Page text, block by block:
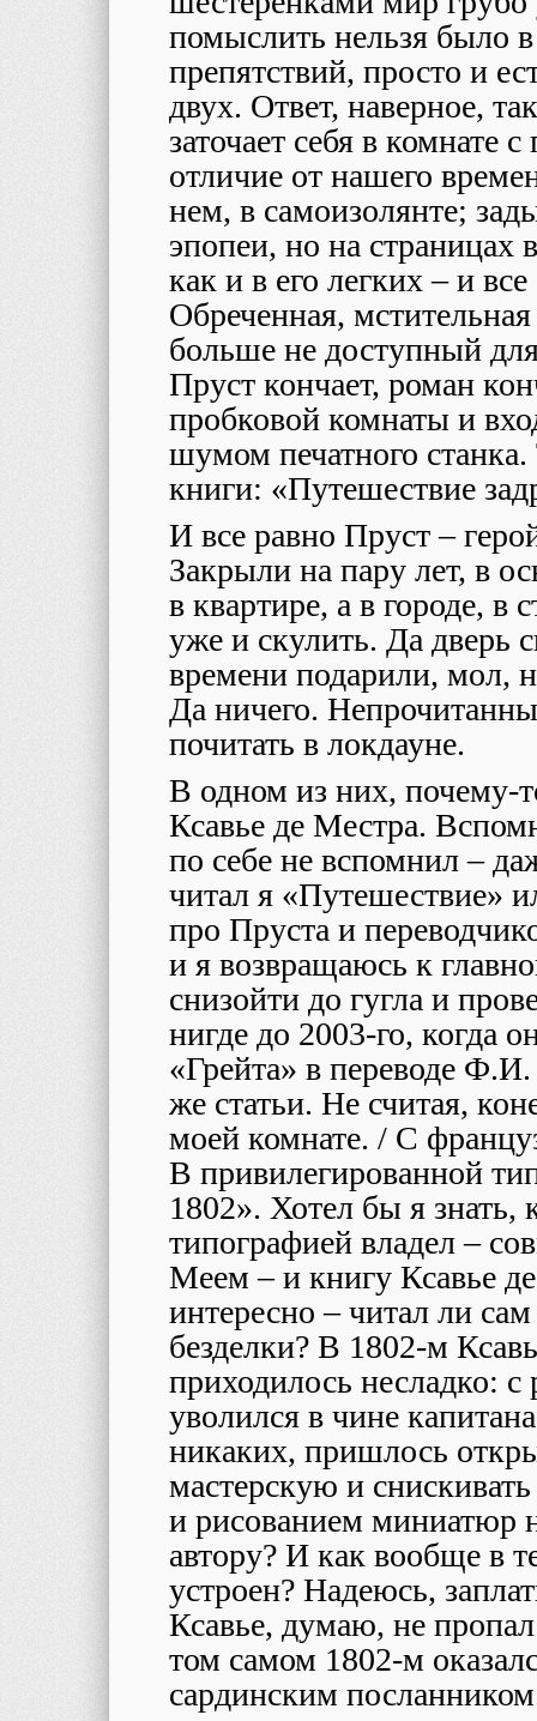
помыслить нельзя было
препятствий, просто и
двух. Ответ, наверное,
заточает себя в комнате
отличие от нашего
нем, в самоизолянте;
эпопеи, но на страницах
как и в его легких – и
Обреченная,
больше не доступный
Пруст кончает, роман
пробковой комнаты и
шумом печатного
книги: «Путешествие
И все равно Пруст –
Закрыли на пару лет, в
в квартире, а в городе, в
уже и скулить. Да дверь
времени подарили, мол,
Да ничего.
почитать в локдауне.
В одном из них, почему-
Ксавье де Местра.
по себе не вспомнил –
читал я «Путешествие»
про Пруста и
и я возвращаюсь к
снизойти до гугла и
нигде до 2003-го, когда
«Грейта» в переводе
же статьи. Не считая,
моей комнате. / С
В привилегированной
1802». Хотел бы я
типографией владел –
Меем – и книгу Ксавье
интересно – читал ли
безделки? В 1802-м
приходилось несладко:
уволился в чине
никаких, пришлось
мастерскую и
и рисованием миниатюр
автору? И как вообще в
устроен? Надеюсь,
Ксавье, думаю, не
том самом 1802-м
сардинским